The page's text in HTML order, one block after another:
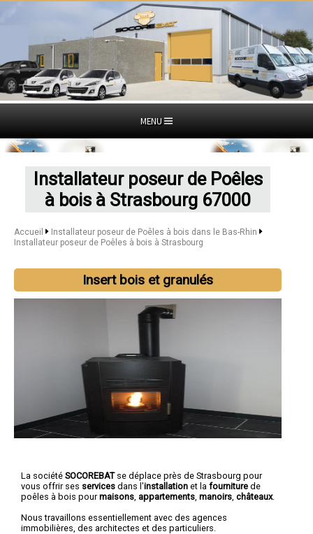
MENU
Installateur poseur de Poêles
à bois à Strasbourg 67000
Accueil
Installateur poseur de Poêles à bois dans le Bas-Rhin
Installateur poseur de Poêles à bois à Strasbourg
Insert bois et granulés
La société SOCOREBATse déplace près de Strasbourg pour
vous offrir ses services dans l'installation et la fourniture de
poêles à bois pourmaisons appartements manoirs châteaux.
Nous travaillons essentiellement avec des agences
immobilières, des architectes et des particuliers.